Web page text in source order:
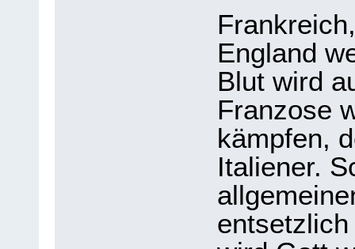
England
Blut wird
Franzose
kämpfen,
Italiener.